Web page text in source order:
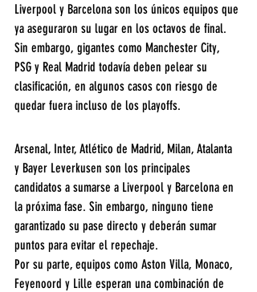
Liverpool y Barcelona son los únicos equipos que
ya aseguraron su lugar en los octavos de final.
Sin embargo, gigantes como Manchester City,
PSG y Real Madrid todavía deben pelear su
clasificación, en algunos casos con riesgo de
quedar fuera incluso de los playoffs.
Arsenal, Inter, Atlético de Madrid, Milan, Atalanta
y Bayer Leverkusen son los principales
candidatos a sumarse a Liverpool y Barcelona en
la próxima fase. Sin embargo, ninguno tiene
garantizado su pase directo y deberán sumar
puntos para evitar el repechaje.
Por su parte, equipos como Aston Villa, Monaco,
Feyenoord y Lille esperan una combinación de